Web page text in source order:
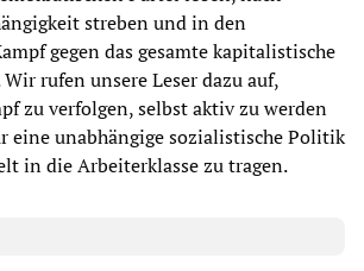
streben und in den
gegen das gesamte kapitalistische
rufen unsere Leser dazu auf,
zu verfolgen, selbst aktiv zu werden
eine unabhängige sozialistische Politik
in die Arbeiterklasse zu tragen.